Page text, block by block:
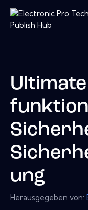
ung
Herausgegeben von: